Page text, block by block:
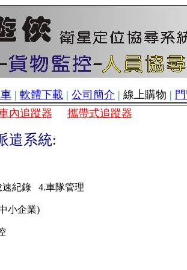
| 軟體下載 | 公司簡介 | 線上購物 |
內追蹤器
攜帶式追蹤器
遣系統:
速紀錄 4.車隊管理
小企業)